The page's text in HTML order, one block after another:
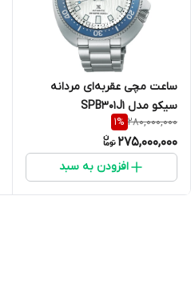
ساعت مچی عقربه‌ای مردانه
سیکو مدل SPB301J1
280,000,000
1%
275,000,000
افزودن به سبد